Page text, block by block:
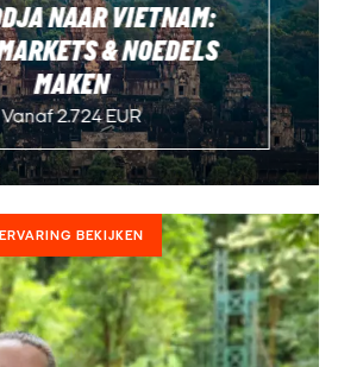
NAAR VIETNAM:
& NOEDELS
MAKEN
Vanaf 2.724 EUR
ERVARING BEKIJKEN